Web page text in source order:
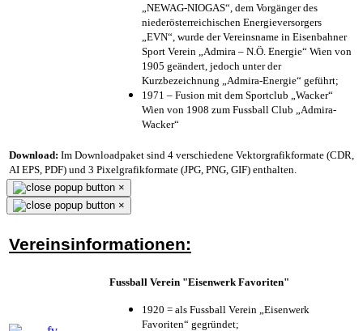
„NEWAG-NIOGAS“, dem Vorgänger des
niederösterreichischen Energieversorgers
„EVN“, wurde der Vereinsname in Eisenbahner
Sport Verein „Admira – N.Ö. Energie“ Wien von
1905 geändert, jedoch unter der
Kurzbezeichnung „Admira-Energie“ geführt;
1971 – Fusion mit dem Sportclub „Wacker“
Wien von 1908 zum Fussball Club „Admira-
Wacker“
Download: Im Downloadpaket sind 4 verschiedene Vektorgrafikformate (CDR,
AI EPS, PDF) und 3 Pixelgrafikformate (JPG, PNG, GIF) enthalten.
×
×
Vereinsinformationen:
Fussball Verein "Eisenwerk Favoriten"
1920 = als Fussball Verein „Eisenwerk
Favoriten“ gegründet;